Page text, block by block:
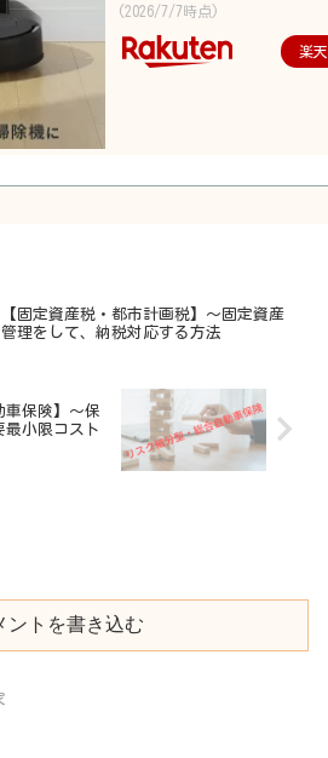
(2026/7/7時点)
楽
【固定資産税・都市計画税】～固定資産
管理をして、納税対応する方法
車保険】～保
最小限コスト
ントを書き込む